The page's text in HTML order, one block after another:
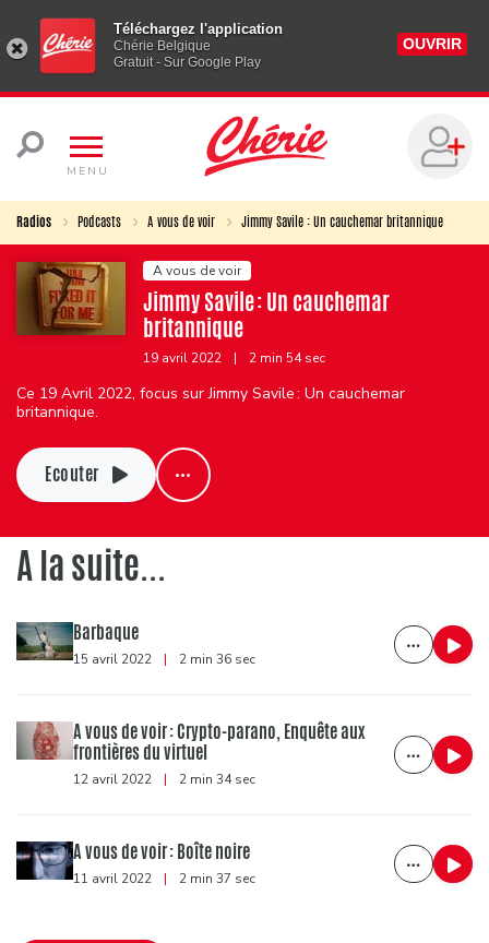
Téléchargez l'application
Chérie Belgique
Gratuit - Sur Google Play
OUVRIR
MENU
Radios Podcasts A vous de voir Jimmy Savile : Un cauchemar britannique
A vous de voir
Jimmy Savile : Un cauchemar
britannique
19 avril 2022 | 2 min 54 sec
Ce 19 Avril 2022, focus sur Jimmy Savile : Un cauchemar
britannique.
Ecouter
A la suite...
Barbaque
15 avril 2022 | 2 min 36 sec
A vous de voir : Crypto-parano, Enquête aux
frontières du virtuel
12 avril 2022 | 2 min 34 sec
A vous de voir : Boîte noire
11 avril 2022 | 2 min 37 sec